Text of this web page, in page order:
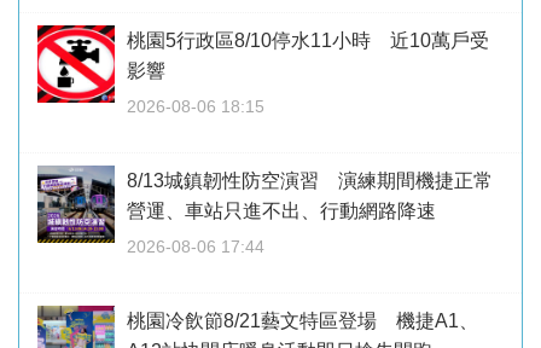
桃園5行政區8/10停水11小時 近10萬戶受
影響
2026-08-06 18:15
8/13城鎮韌性防空演習 演練期間機捷正常
營運、車站只進不出、行動網路降速
2026-08-06 17:44
桃園冷飲節8/21藝文特區登場 機捷A1、